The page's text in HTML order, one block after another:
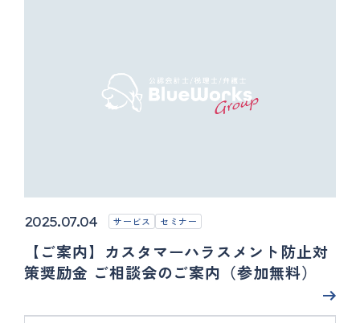
2025.07.04 サービス セミナー
【ご案内】カスタマーハラスメント防止対
策奨励金 ご相談会のご案内（参加無料）